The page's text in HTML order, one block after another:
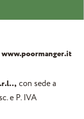
con sede a
e P. IVA